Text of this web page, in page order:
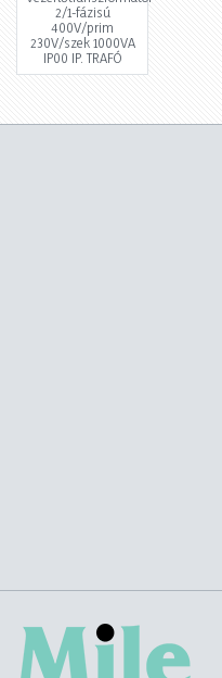
2/1-fázisú
400V/prim
230V/szek 1000VA
IP00 IP. TRAFÓ